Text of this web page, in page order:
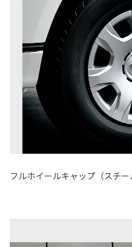
フルホイールキャップ（スチー